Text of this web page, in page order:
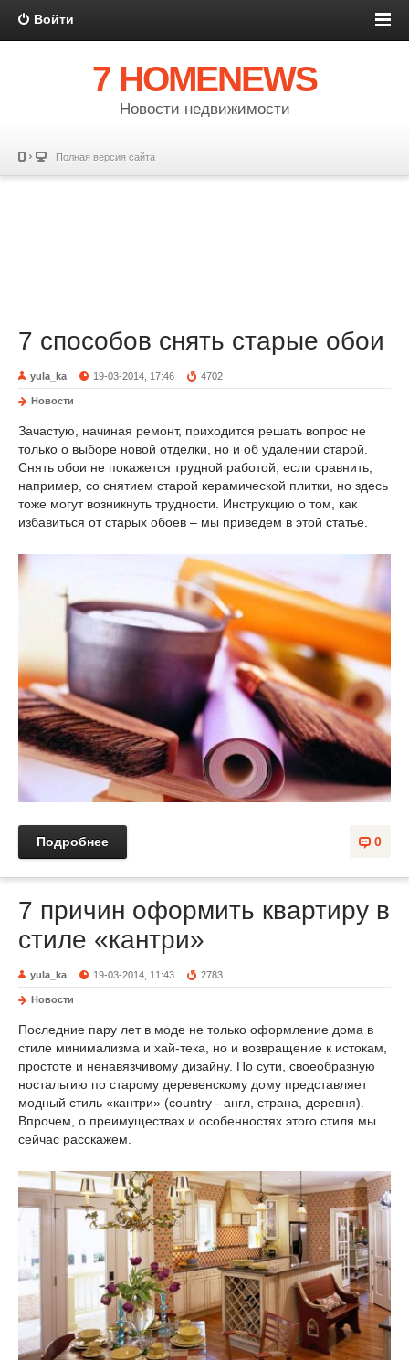
Войти
7 HOMENEWS
Новости недвижимости
Полная версия сайта
7 способов снять старые обои
yula_ka 19-03-2014, 17:46 4702
Новости
Зачастую, начиная ремонт, приходится решать вопрос не
только о выборе новой отделки, но и об удалении старой.
Снять обои не покажется трудной работой, если сравнить,
например, со снятием старой керамической плитки, но здесь
тоже могут возникнуть трудности. Инструкцию о том, как
избавиться от старых обоев – мы приведем в этой статье.
0
Подробнее
7 причин оформить квартиру в
стиле «кантри»
yula_ka 19-03-2014, 11:43 2783
Новости
Последние пару лет в моде не только оформление дома в
стиле минимализма и хай-тека, но и возвращение к истокам,
простоте и ненавязчивому дизайну. По сути, своеобразную
ностальгию по старому деревенскому дому представляет
модный стиль «кантри» (соuntry - англ, страна, деревня).
Впрочем, о преимуществах и особенностях этого стиля мы
сейчас расскажем.